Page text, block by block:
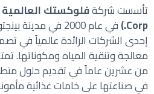
تأسست شركة
Corp.) في عام 2000 في
إحدى الشركات الرائدة عالمياً في
معالجة وتنقية المياه ومكوناتها.
من عشرين عاماً في تقديم حلول